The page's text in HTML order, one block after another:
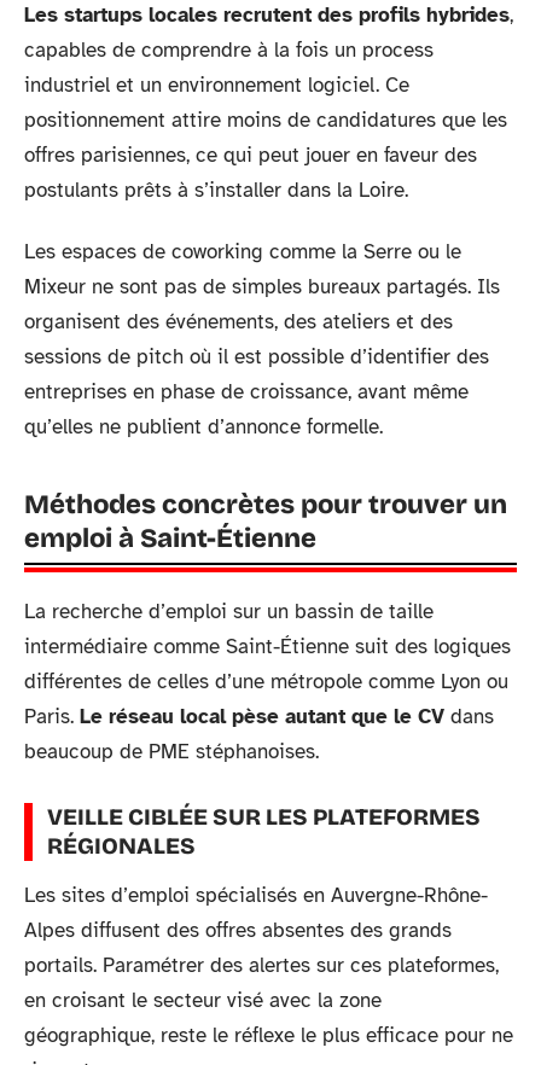
Les startups locales recrutent des profils hybrides,
capables de comprendre à la fois un process
industriel et un environnement logiciel. Ce
positionnement attire moins de candidatures que les
offres parisiennes, ce qui peut jouer en faveur des
postulants prêts à s’installer dans la Loire.
Les espaces de coworking comme la Serre ou le
Mixeur ne sont pas de simples bureaux partagés. Ils
organisent des événements, des ateliers et des
sessions de pitch où il est possible d’identifier des
entreprises en phase de croissance, avant même
qu’elles ne publient d’annonce formelle.
Méthodes concrètes pour trouver un
emploi à Saint-Étienne
La recherche d’emploi sur un bassin de taille
intermédiaire comme Saint-Étienne suit des logiques
différentes de celles d’une métropole comme Lyon ou
Paris. Le réseau local pèse autant que le CV dans
beaucoup de PME stéphanoises.
VEILLE CIBLÉE SUR LES PLATEFORMES
RÉGIONALES
Les sites d’emploi spécialisés en Auvergne-Rhône-
Alpes diffusent des offres absentes des grands
portails. Paramétrer des alertes sur ces plateformes,
en croisant le secteur visé avec la zone
géographique, reste le réflexe le plus efficace pour ne